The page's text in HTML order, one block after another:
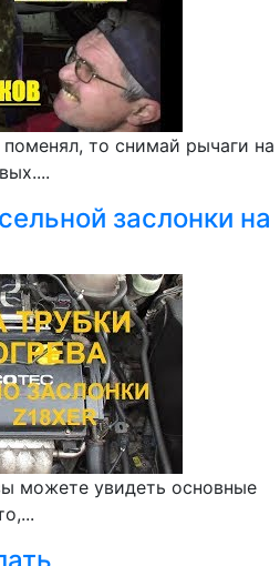
то снимай рычаги на
заслонки на
можете увидеть основные